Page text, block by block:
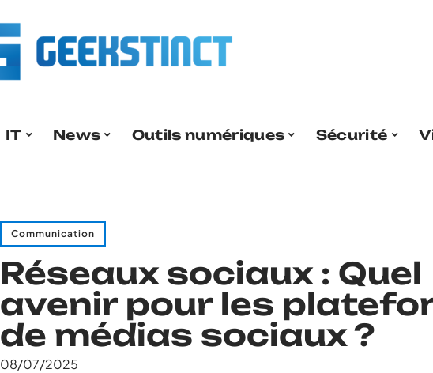
IT News Outils numériques Sécurité
Communication
Réseaux sociaux : Quel
avenir pour les
de médias sociaux ?
08/07/2025